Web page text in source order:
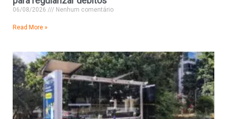
06/08/2026 Nenhum comentário
Read More »